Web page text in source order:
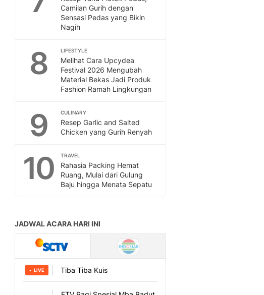
Camilan Gurih dengan
Sensasi Pedas yang Bikin
Nagih
8 LIFESTYLE
Melihat Cara Upcydea
Festival 2026 Mengubah
Material Bekas Jadi Produk
Fashion Ramah Lingkungan
9 CULINARY
Resep Garlic and Salted
Chicken yang Gurih Renyah
10 TRAVEL
Rahasia Packing Hemat
Ruang, Mulai dari Gulung
Baju hingga Menata Sepatu